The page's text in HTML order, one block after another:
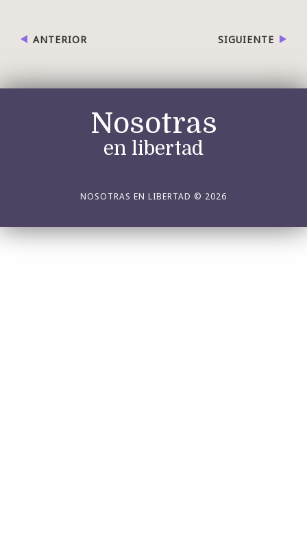
ANTERIOR SIGUIENTE
Nosotras
en libertad
NOSOTRAS EN LIBERTAD © 2026